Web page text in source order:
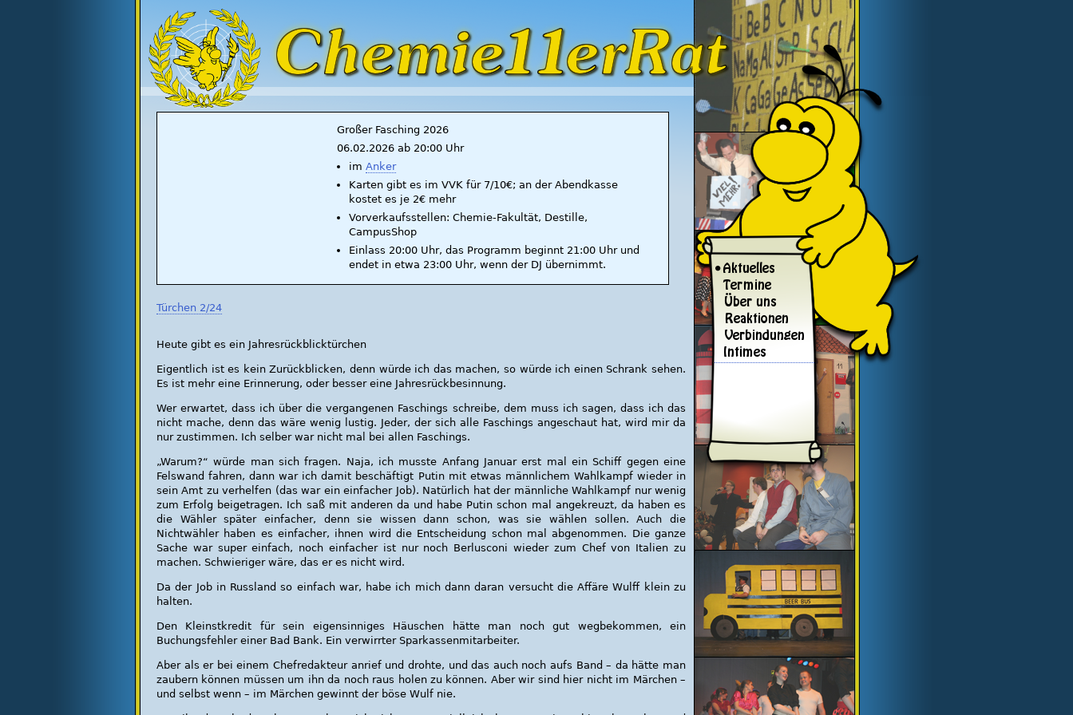
Großer Fasching 2026
06.02.2026 ab 20:00 Uhr
im Anker
Karten gibt es im VVK für 7/10€; an der Abendkasse
kostet es je 2€ mehr
Vorverkaufsstellen: Chemie-Fakultät, Destille,
CampusShop
Einlass 20:00 Uhr, das Programm beginnt 21:00 Uhr und
endet in etwa 23:00 Uhr, wenn der DJ übernimmt.
Türchen 2/24
Heute gibt es ein Jahresrückblicktürchen
Eigentlich ist es kein Zurückblicken, denn würde ich das machen, so würde ich einen Schrank sehen.
Es ist mehr eine Erinnerung, oder besser eine Jahresrückbesinnung.
Wer erwartet, dass ich über die vergangenen Faschings schreibe, dem muss ich sagen, dass ich das
nicht mache, denn das wäre wenig lustig. Jeder, der sich alle Faschings angeschaut hat, wird mir da
nur zustimmen. Ich selber war nicht mal bei allen Faschings.
„Warum?“ würde man sich fragen. Naja, ich musste Anfang Januar erst mal ein Schiff gegen eine
Felswand fahren, dann war ich damit beschäftigt Putin mit etwas männlichem Wahlkampf wieder in
sein Amt zu verhelfen (das war ein einfacher Job). Natürlich hat der männliche Wahlkampf nur wenig
zum Erfolg beigetragen. Ich saß mit anderen da und habe Putin schon mal angekreuzt, da haben es
die Wähler später einfacher, denn sie wissen dann schon, was sie wählen sollen. Auch die
Nichtwähler haben es einfacher, ihnen wird die Entscheidung schon mal abgenommen. Die ganze
Sache war super einfach, noch einfacher ist nur noch Berlusconi wieder zum Chef von Italien zu
machen. Schwieriger wäre, das er es nicht wird.
Da der Job in Russland so einfach war, habe ich mich dann daran versucht die Affäre Wulff klein zu
halten.
Den Kleinstkredit für sein eigensinniges Häuschen hätte man noch gut wegbekommen, ein
Buchungsfehler einer Bad Bank. Ein verwirrter Sparkassenmitarbeiter.
Aber als er bei einem Chefredakteur anrief und drohte, und das auch noch aufs Band – da hätte man
zaubern können müssen um ihn da noch raus holen zu können. Aber wir sind hier nicht im Märchen –
und selbst wenn – im Märchen gewinnt der böse Wulf nie.